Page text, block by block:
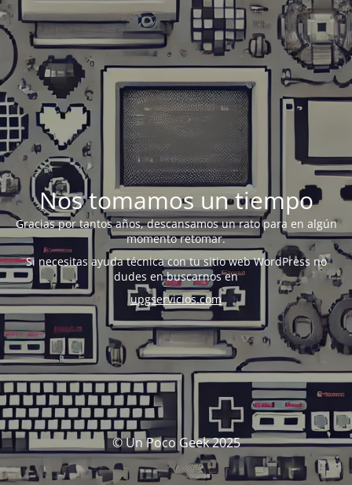
Nos tomamos un tiempo
Gracias por tantos años, descansamos un rato para en algún
momento retomar.
Si necesitas ayuda técnica con tu sitio web WordPress no
dudes en buscarnos en
upgservicios.com
© Un Poco Geek 2025